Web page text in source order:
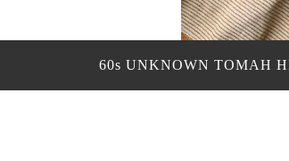
60s UNKNOWN TOMAH